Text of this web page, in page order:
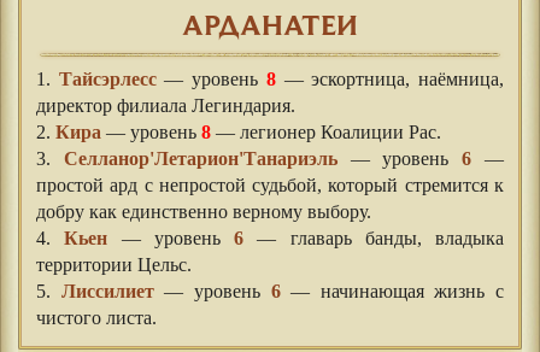
АРДАНАТЕИ
1. Тайсэрлесс— уровень 8— эскортница, наёмница,
директор филиала Легиндария.
2. Кира — уровень 8 — легионер Коалиции Рас.
3. Селланор'Летарион'Танариэль— уровень6 —
простой ард с непростой судьбой, который стремится к
добру как единственно верному выбору.
4.Кьен — уровень 6 — главарь банды, владыка
территории Цельс.
5. Лиссилиет— уровень 6— начинающая жизнь с
чистого листа.